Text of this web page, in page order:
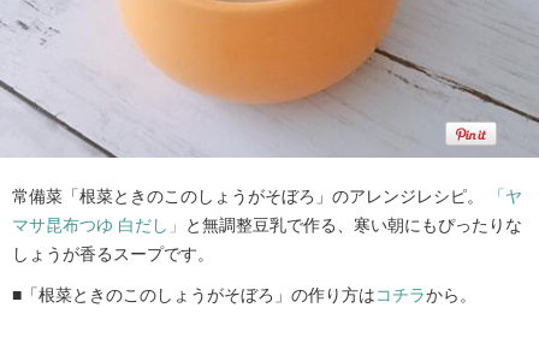
常備菜「根菜ときのこのしょうがそぼろ」のアレンジレシピ。
「ヤ
マサ昆布つゆ 白だし」 と無調整豆乳で作る、寒い朝にもぴったりな
しょうが香るスープです。
■「根菜ときのこのしょうがそぼろ」の作り方はコチラから。